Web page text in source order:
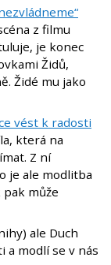
z filmu
je konec
Židů,
Židé mu jako
vést k radosti
která na
Z ní
je ale modlitba
může
ale Duch
a modlí se v nás